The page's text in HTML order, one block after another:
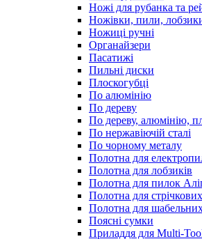
Ножі для рубанка та
Ножівки, пили,
Ножиці ручні
Органайзери
Пасатижі
Пильні диски
Плоскогубці
По алюмінію
По дереву
По дереву, алюмінію,
По нержавіючій сталі
По чорному металу
Полотна для
Полотна для лобзиків
Полотна для пилок
Полотна для
Полотна для
Поясні сумки
Приладдя для Multi-